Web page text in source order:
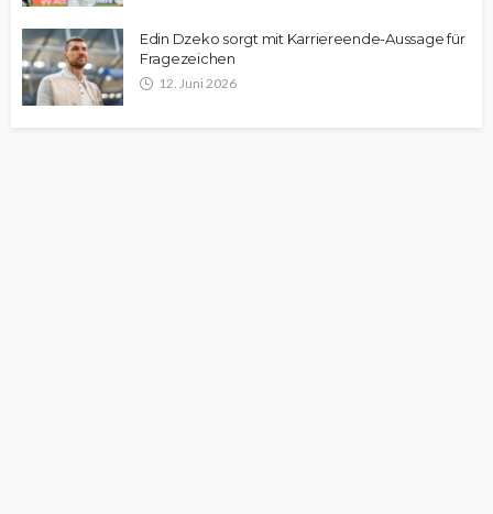
Edin Dzeko sorgt mit Karriereende-Aussage für
Fragezeichen
12. Juni 2026